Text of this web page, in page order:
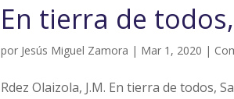
En tierra de
por Jesús Miguel Zamora | Mar 1, 2020 |
Rdez Olaizola, J.M. En tierra de todos,